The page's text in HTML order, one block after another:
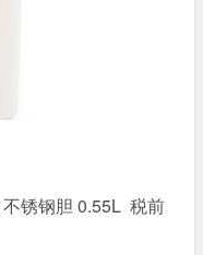
不锈钢胆 0.55L 税前